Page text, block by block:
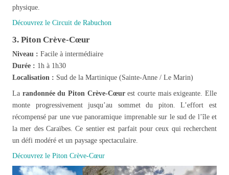
physique.
Découvrez le Circuit de Rabuchon
3. Piton Crève-Cœur
Niveau : Facile à intermédiaire
Durée : 1h à 1h30
Localisation : Sud de la Martinique (Sainte-Anne / Le Marin)
La randonnée du Piton Crève-Cœurest courte mais exigeante. Elle
monte progressivement jusqu’au sommet du piton. L’effort est
récompensé par une vue panoramique imprenable sur le sud de l’île et
la mer des Caraïbes. Ce sentier est parfait pour ceux qui recherchent
un défi modéré et un paysage spectaculaire.
Découvrez le Piton Crève-Cœur